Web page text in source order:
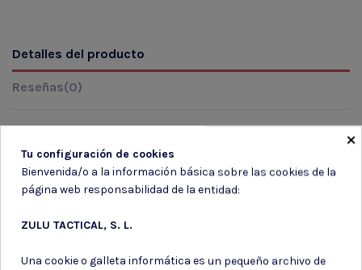
Detalles del producto
Reseñas(0)
Marca
×
Tu configuración de cookies
Bienvenida/o a la información básica sobre las cookies de la
página web responsabilidad de la entidad:
ZULU TACTICAL, S. L.
Una cookie o galleta informática es un pequeño archivo de